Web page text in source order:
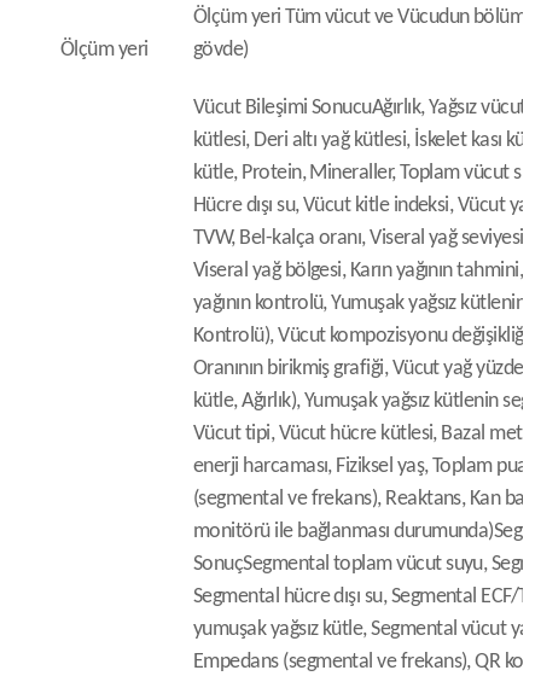
Ölçüm yeri
Ölçüm yeri Tüm vücut ve Vücudun
gövde)
Vücut Bileşimi SonucuAğırlık, Yağsız
kütlesi, Deri altı yağ kütlesi, İskelet kası
kütle, Protein, Mineraller, Toplam vücut
Hücre dışı su, Vücut kitle indeksi, Vücut
TVW, Bel-kalça oranı, Viseral yağ seviyesi,
Viseral yağ bölgesi, Karın yağının tahmini,
yağının kontrolü, Yumuşak yağsız kütlenin
Kontrolü), Vücut kompozisyonu değişikliği
Oranının birikmiş grafiği, Vücut yağ
kütle, Ağırlık), Yumuşak yağsız kütlenin
Vücut tipi, Vücut hücre kütlesi, Bazal
enerji harcaması, Fiziksel yaş, Toplam
(segmental ve frekans), Reaktans, Kan
monitörü ile bağlanması durumunda)
SonuçSegmental toplam vücut suyu,
Segmental hücre dışı su, Segmental ECF/
yumuşak yağsız kütle, Segmental vücut
Empedans (segmental ve frekans), QR